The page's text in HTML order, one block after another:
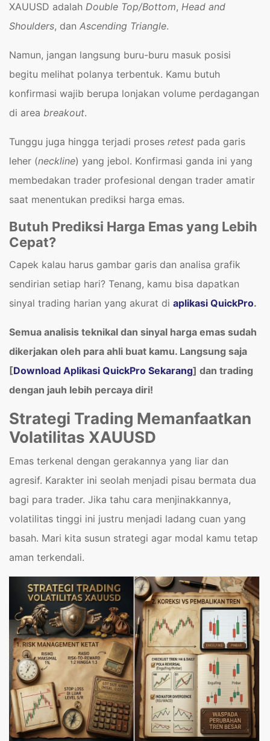
XAUUSD adalah Double Top/Bottom, Head and
Shoulders, dan Ascending Triangle.
Namun, jangan langsung buru-buru masuk posisi
begitu melihat polanya terbentuk. Kamu butuh
konfirmasi wajib berupa lonjakan volume perdagangan
di area breakout.
Tunggu juga hingga terjadi proses retest pada garis
leher (neckline) yang jebol. Konfirmasi ganda ini yang
membedakan trader profesional dengan trader amatir
saat menentukan prediksi harga emas.
Butuh Prediksi Harga Emas yang Lebih
Cepat?
Capek kalau harus gambar garis dan analisa grafik
sendirian setiap hari? Tenang, kamu bisa dapatkan
sinyal trading harian yang akurat di aplikasi QuickPro.
Semua analisis teknikal dan sinyal harga emas sudah
dikerjakan oleh para ahli buat kamu. Langsung saja
[Download Aplikasi QuickPro Sekarang] dan trading
dengan jauh lebih percaya diri!
Strategi Trading Memanfaatkan
Volatilitas XAUUSD
Emas terkenal dengan gerakannya yang liar dan
agresif. Karakter ini seolah menjadi pisau bermata dua
bagi para trader. Jika tahu cara menjinakkannya,
volatilitas tinggi ini justru menjadi ladang cuan yang
basah. Mari kita susun strategi agar modal kamu tetap
aman terkendali.